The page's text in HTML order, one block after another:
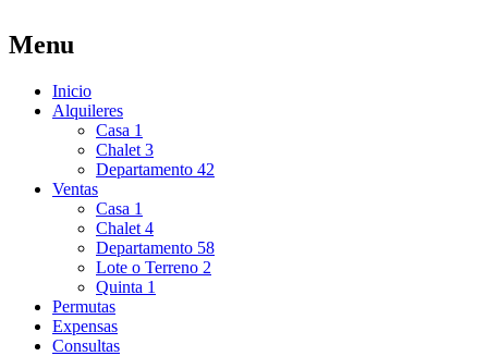
Menu
Inicio
Alquileres
Casa 1
Chalet 3
Departamento 42
Ventas
Casa 1
Chalet 4
Departamento 58
Lote o Terreno 2
Quinta 1
Permutas
Expensas
Consultas